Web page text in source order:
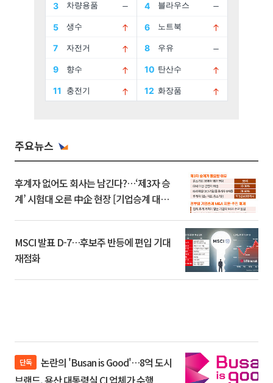
주요뉴스
후계자 없어도 회사는 남긴다?…‘제3자 승
계’ 시험대 오른 中企 현장 [기업승계 대전
MSCI 발표 D-7…후보주 반등에 편입 기대
재점화
단독
브랜드, 용산 대통령실 CI 업체가 수행